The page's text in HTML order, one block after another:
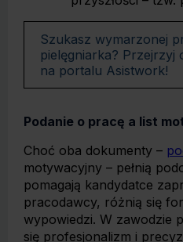
Szukasz wymarzonej
pielęgniarka? Przejrzyj
na portalu Asistwork!
Podanie o pracę a list
Choć oba dokumenty –
motywacyjny – pełnią
pomagają kandydatce
pracodawcy, różnią się
wypowiedzi. W zawodzie
się profesjonalizm i